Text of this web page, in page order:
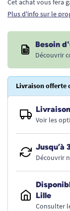
Cet achat vous fera
Plus d'info sur le
Besoin
Découvrir
Livraison offerte
Voir les
Jusqu’à
Découvrir
Lille
Consulter